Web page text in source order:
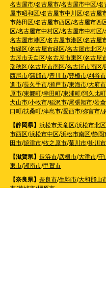
名古屋市/名古屋市/名古屋市中区/名
屋市昭和区/名古屋市中川区/名古屋
市熱田区/名古屋市西区/名古屋市西
区/名古屋市中村区/名古屋市中村区/
名古屋市港区/名古屋市港区/名古屋
市緑区/名古屋市緑区/名古屋市北区/
古屋市天白区/名古屋市東区/名古屋
瑞穂区/名古屋市南区/名古屋市南区/
西尾市/蒲郡市/豊川市/豊橋市/刈谷市
進市/長久手市/瀬戸市/東海市/大府市
原市/東郷町/幸田町/東浦町/阿久比町
犬山市/小牧市/稲沢市/尾張旭市/岩
口町/扶桑町/津島市/愛西市/弥富市/
【静岡県】 浜松市天竜区/浜松市北区
市西区/浜松市中区/浜松市南区/静岡
田市/焼津市/牧之原市/菊川市/掛川市
【滋賀県】 長浜市/彦根市/大津市/守
東市/湖南市/甲賀市
【奈良県】 奈良市/生駒市/大和郡山
市/葛城市/橿原市